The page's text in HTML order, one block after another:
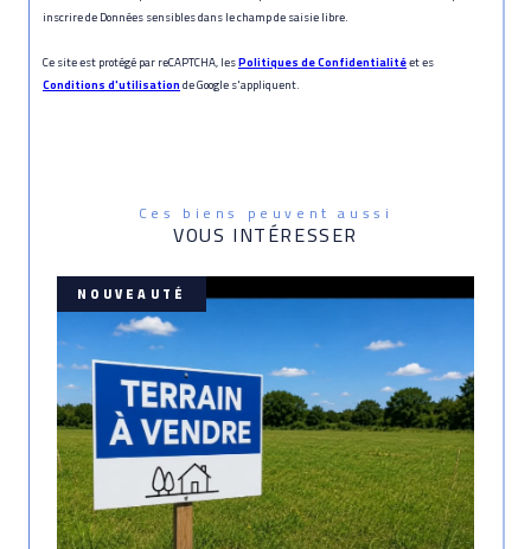
inscrire de Données sensibles dans le champ de saisie libre.
Ce site est protégé par reCAPTCHA, lesPolitiques de Confidentialitéet es
Conditions d'utilisationde Google s'appliquent.
Ces biens peuvent aussi
VOUS INTÉRESSER
NOUVEAUTÉ